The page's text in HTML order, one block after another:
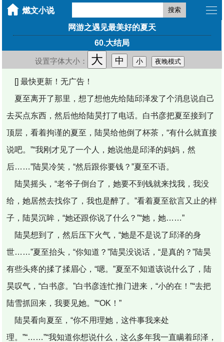
搜索
网游之遇见最美好的夏天
60.大结局
设置字体大小： 大 中 小 夜晚模式
[] 最快更新！无广告！
夏至离开了那里，想了想他先给陆邱泽发了个消息说自己
去买点东西，然后他给陆昊打了电话。白书彦把夏至接到了
顶层，看着拘谨的夏至，陆昊给他倒了杯茶，“有什么就直接
说吧。”“我刚才见了一个人，她说他是邱泽的妈妈，然
后……”陆昊冷笑，“然后跟你要钱？”夏至不语。
陆昊摇头，“老爷子倒台了，她要不到钱就来找我，我没
给，她居然去找你了，我也是醉了。”看着夏至欲言又止的样
子，陆昊沉眸，“她还跟你说了什么？”“她，她……”
陆昊想到了，然后压下火气，“她是不是说了邱泽的身
世……”夏至抬头，“你知道？”陆昊没说话，“是真的？”陆昊
有些头疼的揉了揉眉心，“嗯。”夏至不知道该说什么了，陆
昊叹气，“白书彦。”白书彦连忙推门进来，“小的在！”“去把
陆雪抓回来，我要见她。”“OK！”
陆昊看向夏至，“你不用理她，这件事我来处
理。”“……”“我知道你想说什么，这么多年我一直瞒着邱泽，